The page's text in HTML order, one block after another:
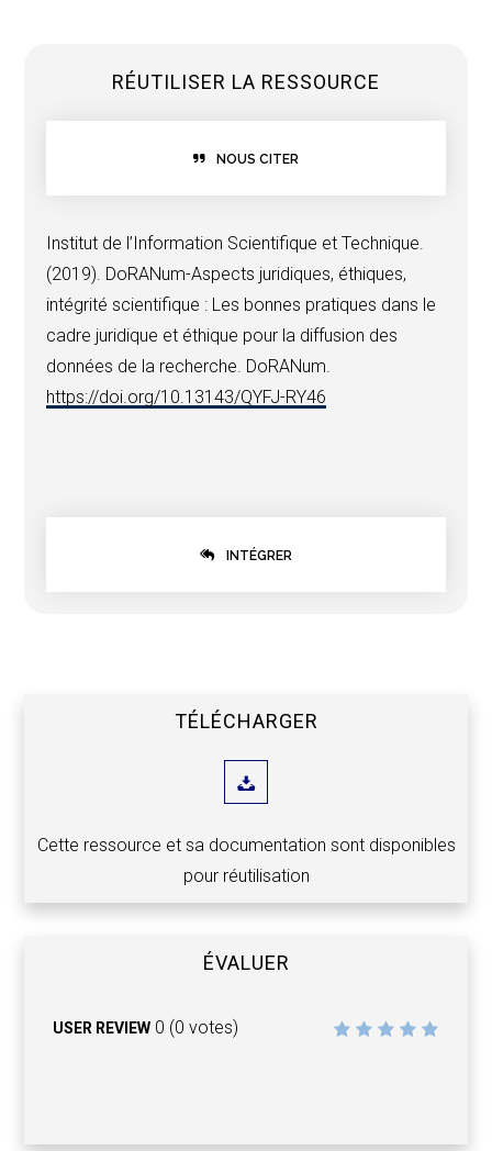
RÉUTILISER LA RESSOURCE
NOUS CITER
Institut de l’Information Scientifique et Technique.
(2019). DoRANum-Aspects juridiques, éthiques,
intégrité scientifique : Les bonnes pratiques dans le
cadre juridique et éthique pour la diffusion des
données de la recherche. DoRANum.
https://doi.org/10.13143/QYFJ-RY46
INTÉGRER
TÉLÉCHARGER
Cette ressource et sa documentation sont disponibles
pour réutilisation
ÉVALUER
USER REVIEW 0 (0 votes)